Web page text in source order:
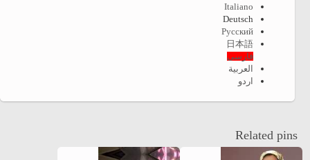
Italiano
Deutsch
Русский
日本語
فارسی
العربية
اردو
Related pins